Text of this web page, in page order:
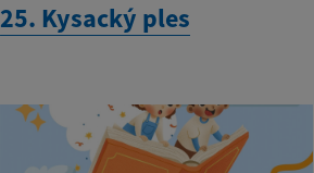
25. Kysacký ples